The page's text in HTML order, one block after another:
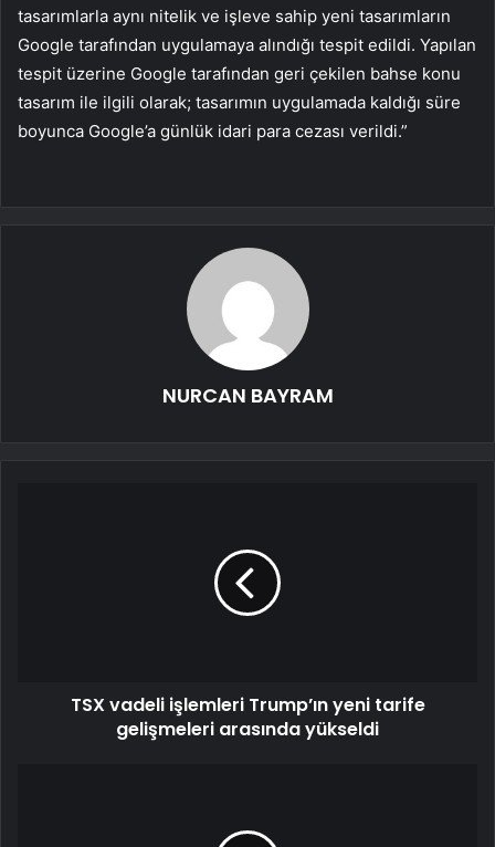
tasarımlarla aynı nitelik ve işleve sahip yeni tasarımların
Google tarafından uygulamaya alındığı tespit edildi. Yapılan
tespit üzerine Google tarafından geri çekilen bahse konu
tasarım ile ilgili olarak; tasarımın uygulamada kaldığı süre
boyunca Google’a günlük idari para cezası verildi.”
NURCAN BAYRAM
TSX vadeli işlemleri Trump’ın yeni tarife
gelişmeleri arasında yükseldi